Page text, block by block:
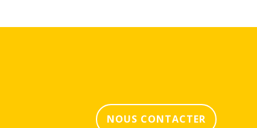
NOUS CONTACTER